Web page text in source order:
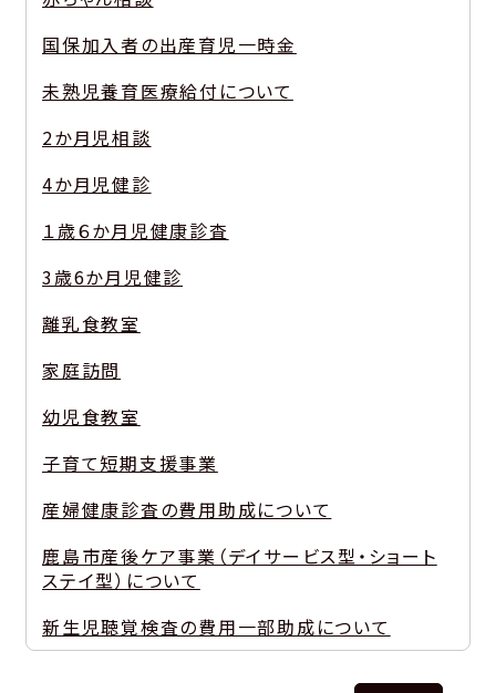
国保加入者の出産育児一時金
未熟児養育医療給付について
2か月児相談
4か月児健診
１歳６か月児健康診査
3歳6か月児健診
離乳食教室
家庭訪問
幼児食教室
子育て短期支援事業
産婦健康診査の費用助成について
鹿島市産後ケア事業（デイサービス型・ショート
ステイ型）について
新生児聴覚検査の費用一部助成について